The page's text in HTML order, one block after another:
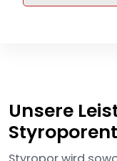
Unsere